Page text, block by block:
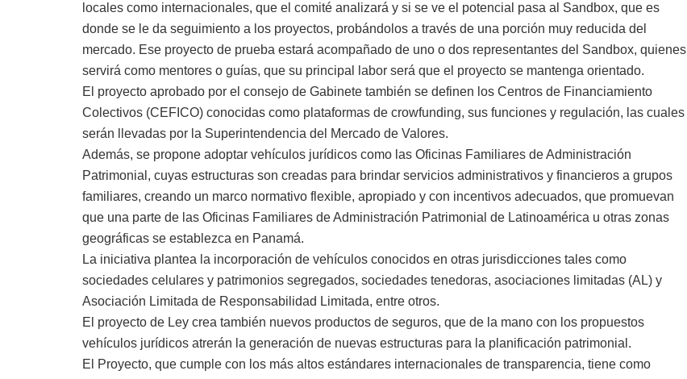
locales como internacionales, que el comité analizará y si se ve el potencial pasa al Sandbox, que es
donde se le da seguimiento a los proyectos, probándolos a través de una porción muy reducida del
mercado. Ese proyecto de prueba estará acompañado de uno o dos representantes del Sandbox, quienes
servirá como mentores o guías, que su principal labor será que el proyecto se mantenga orientado.
El proyecto aprobado por el consejo de Gabinete también se definen los Centros de Financiamiento
Colectivos (CEFICO) conocidas como plataformas de crowfunding, sus funciones y regulación, las cuales
serán llevadas por la Superintendencia del Mercado de Valores.
Además, se propone adoptar vehículos jurídicos como las Oficinas Familiares de Administración
Patrimonial, cuyas estructuras son creadas para brindar servicios administrativos y financieros a grupos
familiares, creando un marco normativo flexible, apropiado y con incentivos adecuados, que promuevan
que una parte de las Oficinas Familiares de Administración Patrimonial de Latinoamérica u otras zonas
geográficas se establezca en Panamá.
La iniciativa plantea la incorporación de vehículos conocidos en otras jurisdicciones tales como
sociedades celulares y patrimonios segregados, sociedades tenedoras, asociaciones limitadas (AL) y
Asociación Limitada de Responsabilidad Limitada, entre otros.
El proyecto de Ley crea también nuevos productos de seguros, que de la mano con los propuestos
vehículos jurídicos atrerán la generación de nuevas estructuras para la planificación patrimonial.
El Proyecto, que cumple con los más altos estándares internacionales de transparencia, tiene como